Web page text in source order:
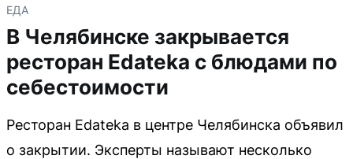
ЕДА
В Челябинске закрывается
ресторан Edateka с блюдами по
себестоимости
Ресторан Edateka в центре Челябинска объявил
о закрытии. Эксперты называют несколько